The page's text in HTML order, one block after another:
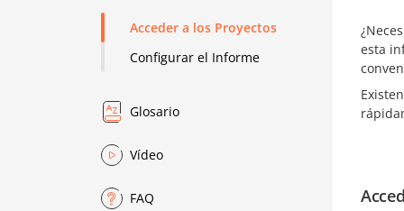
Acceder a los Proyectos
Configurar el Informe
Glosario
Vídeo
FAQ
esta